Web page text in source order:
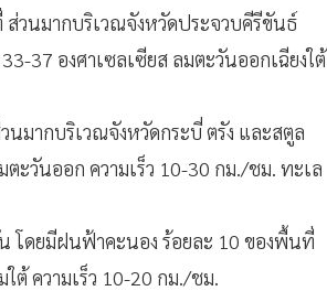
วนมากบริเวณจังหวัดประจวบคีรีขันธ์
37 องศาเซลเซียส ลมตะวันออกเฉียงใต้
มากบริเวณจังหวัดกระบี่ ตรัง และสตูล
ะวันออก ความเร็ว 10-30 กม./ชม. ทะเล
โดยมีฝนฟ้าคะนอง ร้อยละ 10 ของพื้นที่
ต้ ความเร็ว 10-20 กม./ชม.